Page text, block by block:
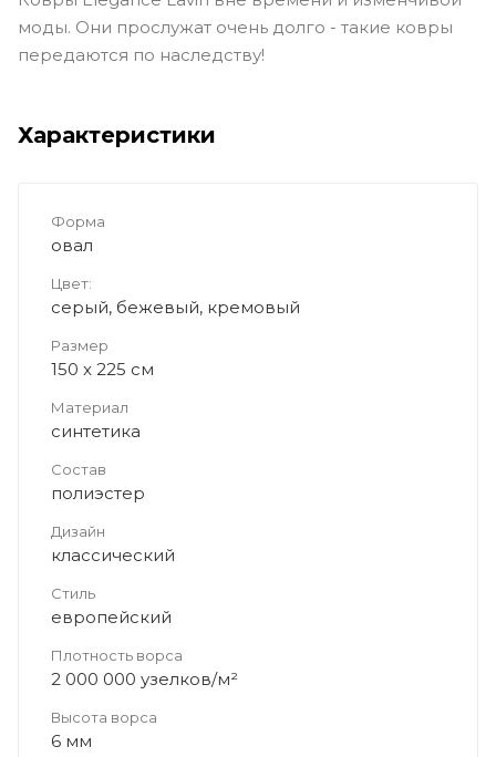
моды. Они прослужат очень долго - такие ковры
передаются по наследству!
Характеристики
Форма
овал
Цвет:
серый, бежевый, кремовый
Размер
150 x 225 см
Материал
синтетика
Состав
полиэстер
Дизайн
классический
Стиль
европейский
Плотность ворса
2 000 000 узелков/м²
Высота ворса
6 мм